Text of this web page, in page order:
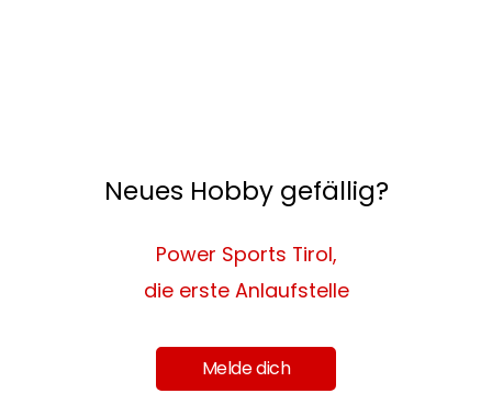
Neues Hobby gefällig?
Power Sports Tirol,
die erste Anlaufstelle
Melde dich